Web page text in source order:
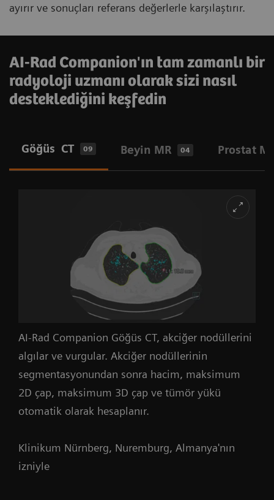
ayırır ve sonuçları referans değerlerle karşılaştırır.
AI-Rad Companion'ın tam zamanlı bir
radyoloji uzmanı olarak sizi nasıl
desteklediğini keşfedin
Göğüs CT 09 Beyin MR 04 Prostat
AI-Rad Companion Göğüs CT, akciğer nodüllerini
algılar ve vurgular. Akciğer nodüllerinin
segmentasyonundan sonra hacim, maksimum
2D çap, maksimum 3D çap ve tümör yükü
otomatik olarak hesaplanır.
Klinikum Nürnberg, Nuremburg, Almanya'nın
izniyle